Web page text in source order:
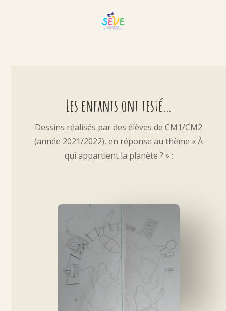
Les enfants ont testé…
Dessins réalisés par des élèves de CM1/CM2
(année 2021/2022), en réponse au thème « À
qui appartient la planète ? » :